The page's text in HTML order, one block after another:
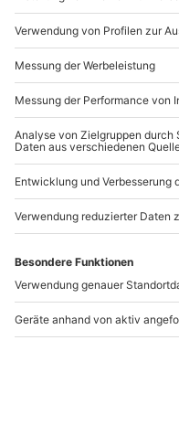
WICHTIGE
Es besteht kein
Menü oder die
der Buchung
Artikelnummer:24351
Andere Produkte
Gruseldinner in
Ahorntal